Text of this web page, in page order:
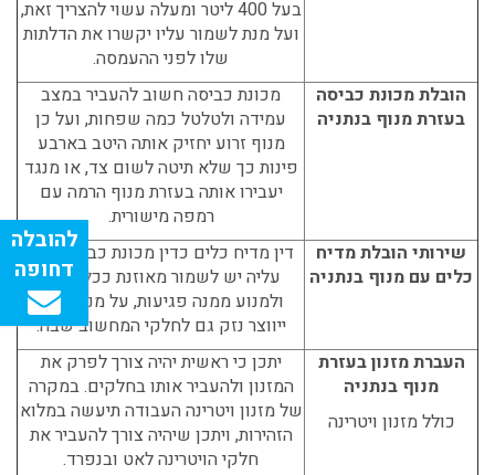
בעל 400 ליטר ומעלה עשוי להצריך זאת,
ועל מנת לשמור עליו יקשרו את הדלתות
שלו לפני ההעמסה.
הובלת מכונת כביסה
בעזרת מנוף בנתניה
מכונת כביסה חשוב להעביר במצב
עמידה ולטלטל כמה שפחות, ועל כן
מנוף זרוע יחזיק אותה היטב בארבע
פינות כך שלא תיטה לשום צד, או מנגד
יעבירו אותה בעזרת מנוף הרמה עם
רמפה מישורית.
שירותי הובלת מדיח
כלים עם מנוף בנתניה
דין מדיח כלים כדין מכונת כביסה, וגם
עליה יש לשמור מאוזנת ככל הניתן
ולמנוע ממנה פגיעות, על מנת שלא
ייווצר נזק גם לחלקי המחשוב שבה.
העברת מזנון בעזרת
מנוף בנתניה
כולל מזנון ויטרינה
יתכן כי ראשית יהיה צורך לפרק את
המזנון ולהעביר אותו בחלקים. במקרה
של מזנון ויטרינה העבודה תיעשה במלוא
הזהירות, ויתכן שיהיה צורך להעביר את
חלקי הויטרינה לאט ובנפרד.